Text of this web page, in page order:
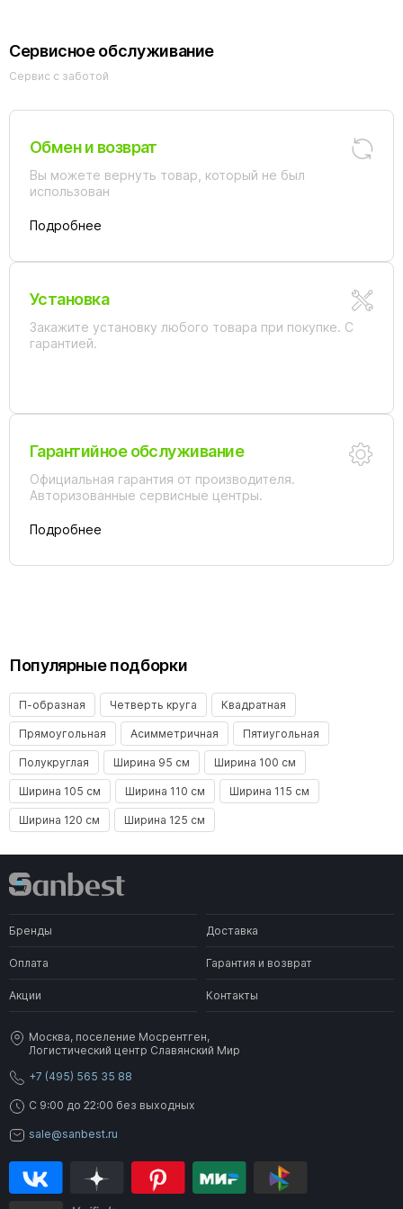
Сервисное обслуживание
Сервис с заботой
Обмен и возврат
Вы можете вернуть товар, который не был
использован
Подробнее
Установка
Закажите установку любого товара при покупке. С
гарантией.
Гарантийное обслуживание
Официальная гарантия от производителя.
Авторизованные сервисные центры.
Подробнее
Популярные подборки
П-образная Четверть круга Квадратная
Прямоугольная Асимметричная Пятиугольная
Полукруглая Ширина 95 см Ширина 100 см
Ширина 105 см Ширина 110 см Ширина 115 см
Ширина 120 см Ширина 125 см
Бренды Доставка
Оплата Гарантия и возврат
Акции Контакты
Москва, поселение Мосрентген,
Логистический центр Славянский Мир
+7 (495) 565 35 88
C 9:00 до 22:00 без выходных
sale@sanbest.ru